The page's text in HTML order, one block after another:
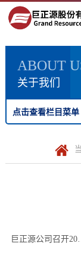
ABOUT
关于我们
点击查看栏目菜单
巨正源公司